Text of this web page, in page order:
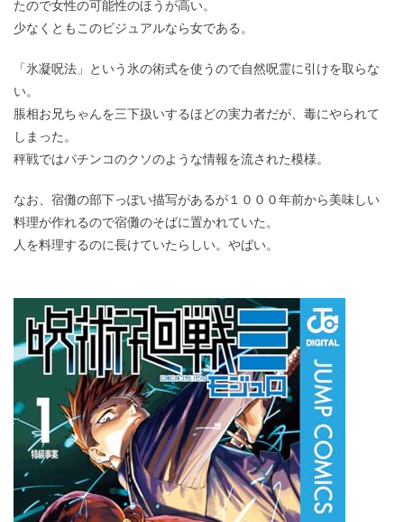
たので女性の可能性のほうが高い。
少なくともこのビジュアルなら女である。
「氷凝呪法」という氷の術式を使うので自然呪霊に引けを取らな
い。
脹相お兄ちゃんを三下扱いするほどの実力者だが、毒にやられて
しまった。
秤戦ではパチンコのクソのような情報を流された模様。
なお、宿儺の部下っぽい描写があるが１０００年前から美味しい
料理が作れるので宿儺のそばに置かれていた。
人を料理するのに長けていたらしい。やばい。